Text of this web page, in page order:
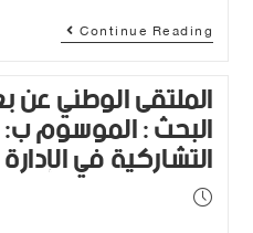
Continue Reading
الملتقى الوطني
البحث : الموسوم ب:
التشاركية في